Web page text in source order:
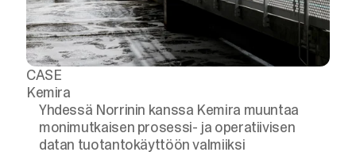
CASE
Kemira
Yhdessä Norrinin kanssa Kemira muuntaa
monimutkaisen prosessi- ja operatiivisen
datan tuotantokäyttöön valmiiksi